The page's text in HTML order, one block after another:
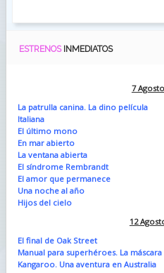
ESTRENOS INMEDIATOS
7
La patrulla canina. La dino película
Italiana
El último mono
En mar abierto
La ventana abierta
El síndrome Rembrandt
El amor que permanece
Una noche al año
Hijos del cielo
12
El final de Oak Street
Manual para superhéroes. La
Kangaroo. Una aventura en Australia